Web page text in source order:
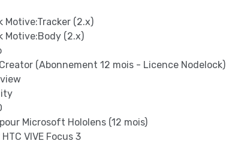
Motive:Tracker (2.x)
Motive:Body (2.x)
(Abonnement 12 mois - Licence Nodelock)
Microsoft Hololens (12 mois)
VIVE Focus 3